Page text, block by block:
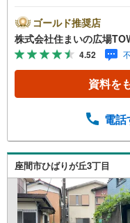
件でニーズの高
環境の悪化をも
り、住宅街も広
休/9:00～21:00】
ため、お早めに
ボタンよりご予
フプランのシミ
物件をご紹介さ
紹介可能ですの
ございますので、
ゴールド推奨店
株式会社住まいの広場
4.52
資料を
電話
座間市ひばりが丘3丁目